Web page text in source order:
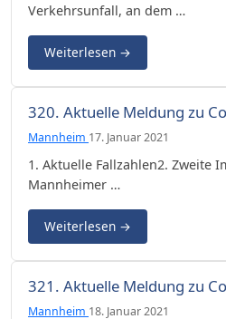
Verkehrsunfall, an dem …
Weiterlesen →
320. Aktuelle Meldung zu
Mannheim 17. Januar 2021
1. Aktuelle Fallzahlen2. Zweite
Mannheimer …
Weiterlesen →
321. Aktuelle Meldung zu
Mannheim 18. Januar 2021